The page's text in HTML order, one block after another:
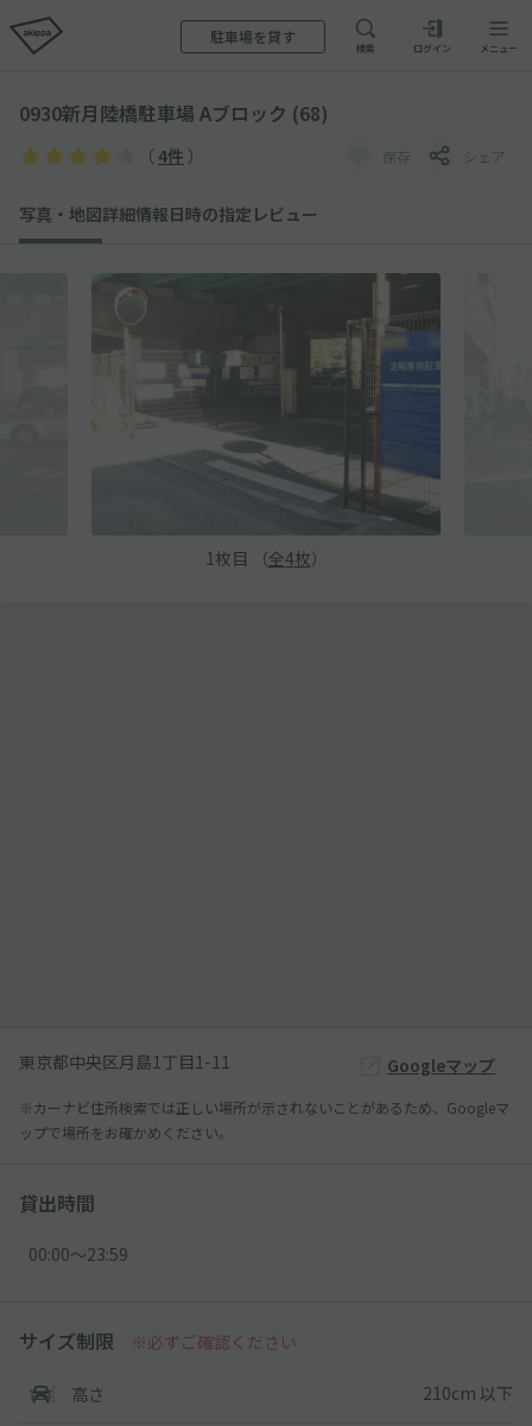
駐車場を貸す
検索 ログイン メニュー
0930新月陸橋駐車場 Aブロック (68)
（ 4件 ） 保存 シェア
写真・地図詳細情報日時の指定 レビュー
1 枚目 （全4枚）
東京都中央区月島1丁目1-11 Googleマップ
※カーナビ住所検索では正しい場所が示されないことがあるため、Googleマ
ップで場所をお確かめください。
貸出時間
00:00〜23:59
サイズ制限 ※必ずご確認ください
高さ 210cm 以下